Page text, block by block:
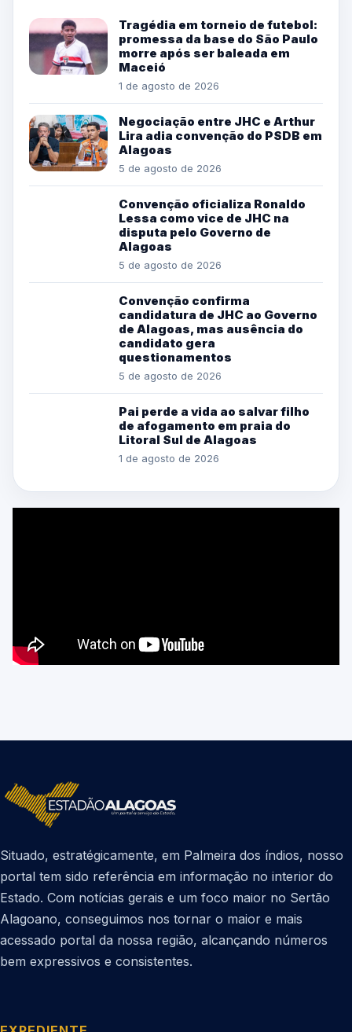
Tragédia em torneio de futebol:
promessa da base do São Paulo
morre após ser baleada em
Maceió
1 de agosto de 2026
Negociação entre JHC e Arthur
Lira adia convenção do PSDB em
Alagoas
5 de agosto de 2026
Convenção oficializa Ronaldo
Lessa como vice de JHC na
disputa pelo Governo de
Alagoas
5 de agosto de 2026
Convenção confirma
candidatura de JHC ao Governo
de Alagoas, mas ausência do
candidato gera
questionamentos
5 de agosto de 2026
Pai perde a vida ao salvar filho
de afogamento em praia do
Litoral Sul de Alagoas
1 de agosto de 2026
Situado, estratégicamente, em Palmeira dos índios, nosso
portal tem sido referência em informação no interior do
Estado. Com notícias gerais e um foco maior no Sertão
Alagoano, conseguimos nos tornar o maior e mais
acessado portal da nossa região, alcançando números
bem expressivos e consistentes.